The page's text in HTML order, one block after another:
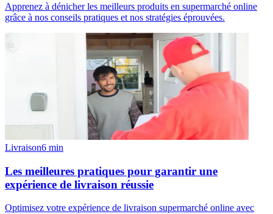
Apprenez à dénicher les meilleurs produits en supermarché online
grâce à nos conseils pratiques et nos stratégies éprouvées.
Livraison6 min
Les meilleures pratiques pour garantir une
expérience de livraison réussie
Optimisez votre expérience de livraison supermarché online avec